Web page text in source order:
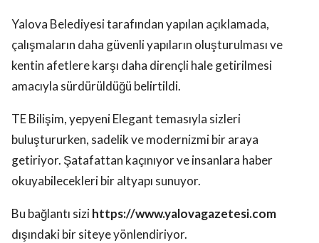
Yalova Belediyesi tarafından yapılan açıklamada,
çalışmaların daha güvenli yapıların oluşturulması ve
kentin afetlere karşı daha dirençli hale getirilmesi
amacıyla sürdürüldüğü belirtildi.
TE Bilişim, yepyeni Elegant temasıyla sizleri
buluştururken, sadelik ve modernizmi bir araya
getiriyor. Şatafattan kaçınıyor ve insanlara haber
okuyabilecekleri bir altyapı sunuyor.
Bu bağlantı sizihttps://www.yalovagazetesi.com
dışındaki bir siteye yönlendiriyor.